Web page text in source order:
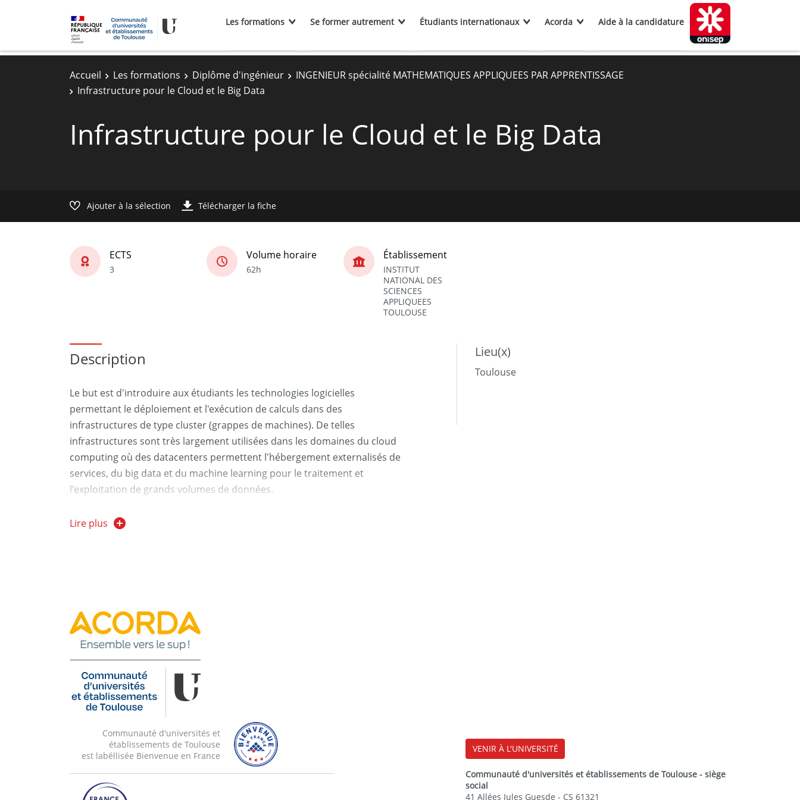
Les formations Se former autrement Étudiants internationaux Acorda Aide à la candidature
Accueil Les formations Diplôme d'ingénieur
INGENIEUR spécialité MATHEMATIQUES APPLIQUEES PAR APPRENTISSAGE
Infrastructure pour le Cloud et le Big Data
Infrastructure pour le Cloud et le Big Data
Ajouter à la sélection Télécharger la fiche
ECTS
3
Volume horaire
62h
Établissement
INSTITUT
NATIONAL DES
SCIENCES
APPLIQUEES
TOULOUSE
Description
Le but est d'introduire aux étudiants les technologies logicielles
permettant le déploiement et l'exécution de calculs dans des
infrastructures de type cluster (grappes de machines). De telles
infrastructures sont très largement utilisées dans les domaines du cloud
computing où des datacenters permettent l'hébergement externalisés de
services, du big data et du machine learning pour le traitement et
l'exploitation de grands volumes de données.
La première partie aborde les concepts et outils liés au cloud computing
tels que la virtualisation (KVM), les conteneurs (Docker), les outils
temps réel de données (Spark-streaming, Storm).
Lire plus
Lieu(x)
Toulouse
Communauté d'universités et
établissements de Toulouse
est labéllisée Bienvenue en France
VENIR À L'UNIVERSITÉ
Communauté d'universités et établissements de Toulouse - siège
social
41 Allées Jules Guesde - CS 61321